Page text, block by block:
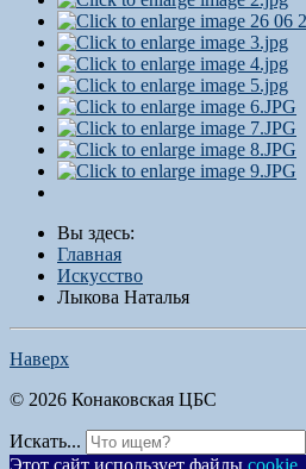
Вы здесь:
Главная
Искусство
Лыкова Наталья
Наверх
© 2026 Конаковская ЦБС
Искать...
Этот сайт использует файлы cookie